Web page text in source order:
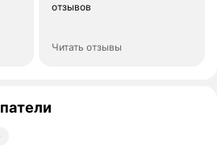
отзывов
Читать отзывы